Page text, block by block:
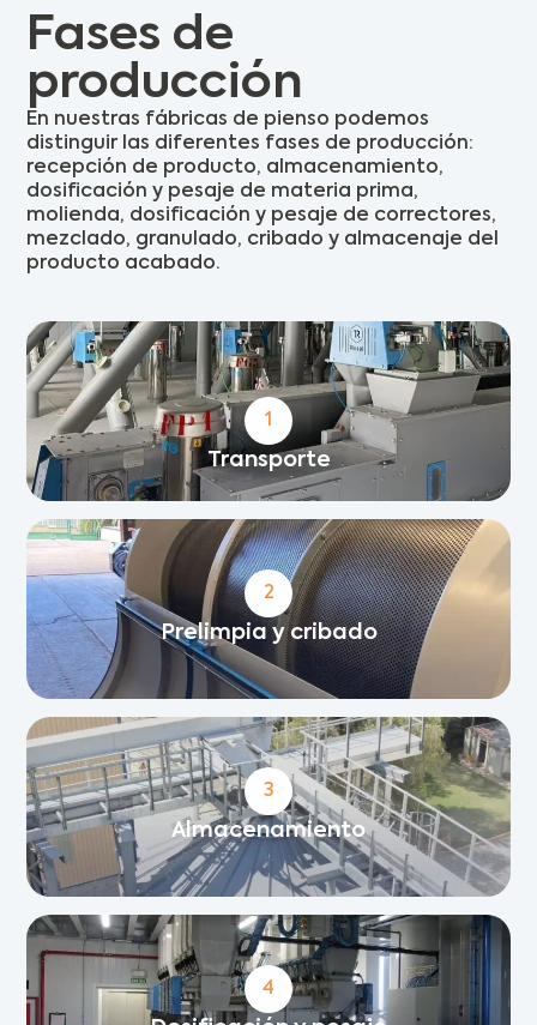
Fases de
producción
En nuestras fábricas de pienso podemos
distinguir las diferentes fases de producción:
recepción de producto, almacenamiento,
dosificación y pesaje de materia prima,
molienda, dosificación y pesaje de correctores,
mezclado, granulado, cribado y almacenaje del
producto acabado.
1
Transporte
2
Prelimpia y cribado
3
Almacenamiento
4